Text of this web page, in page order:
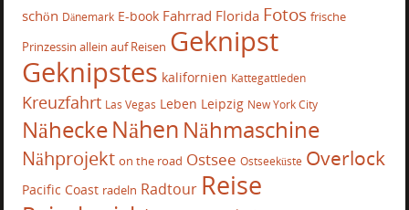
schön Dänemark E-book Fahrrad Florida Fotos frische
Prinzessin allein auf Reisen Geknipst
Geknipstes kalifornien Kattegattleden
Kreuzfahrt Las Vegas Leben Leipzig New York City
NäheckeNähen Nähmaschine
Nähprojekt on the road Ostsee Ostseeküste Overlock
Pacific Coast radeln Radtour Reise